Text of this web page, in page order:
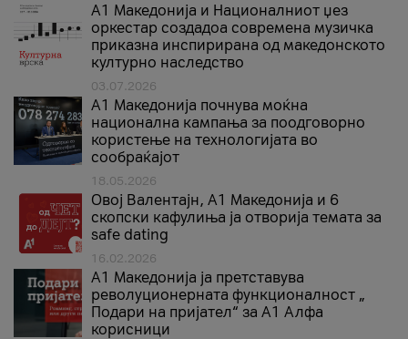
А1 Македонија и Националниот џез
оркестар создадоа современа музичка
приказна инспирирана од македонското
културно наследство
03.07.2026
A1 Македонија почнува моќна
национална кампања за поодговорно
користење на технологијата во
сообраќајот
18.05.2026
Овој Валентајн, A1 Македонија и 6
скопски кафулиња ја отворија темата за
safe dating
16.02.2026
А1 Македонија ја претставува
револуционерната функционалност „
Подари на пријател“ за А1 Алфа
корисници